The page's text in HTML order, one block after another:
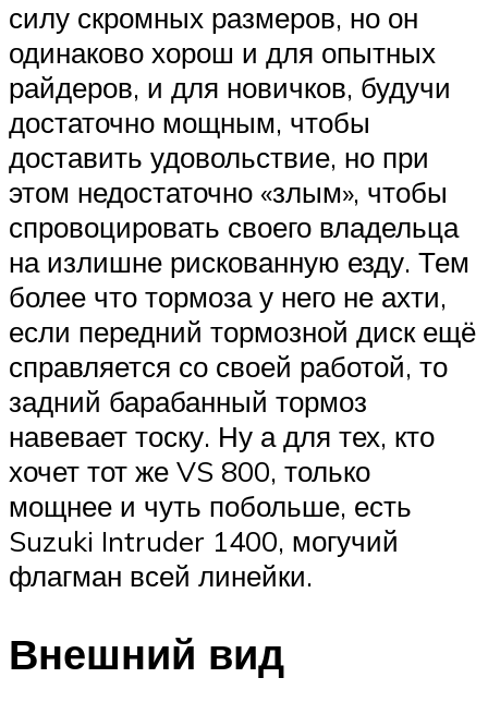
силу скромных размеров, но он
одинаково хорош и для опытных
райдеров, и для новичков, будучи
достаточно мощным, чтобы
доставить удовольствие, но при
этом недостаточно «злым», чтобы
спровоцировать своего владельца
на излишне рискованную езду. Тем
более что тормоза у него не ахти,
если передний тормозной диск ещё
справляется со своей работой, то
задний барабанный тормоз
навевает тоску. Ну а для тех, кто
хочет тот же VS 800, только
мощнее и чуть побольше, есть
Suzuki Intruder 1400, могучий
флагман всей линейки.
Внешний вид